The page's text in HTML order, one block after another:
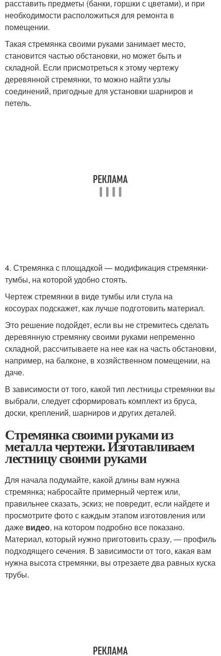
расставить предметы (банки, горшки с цветами), и при
необходимости расположиться для ремонта в
помещении.
Такая стремянка своими руками занимает место,
становится частью обстановки, но может быть и
складной. Если присмотреться к этому чертежу
деревянной стремянки, то можно найти узлы
соединений, пригодные для установки шарниров и
петель.
4. Стремянка с площадкой — модификация стремянки-
тумбы, на которой удобно стоять.
Чертеж стремянки в виде тумбы или стула на
косоурах подскажет, как лучше подготовить материал.
Это решение подойдет, если вы не стремитесь сделать
деревянную стремянку своими руками непременно
складной, рассчитываете на нее как на часть обстановки,
например, на балконе, в хозяйственном помещении, на
даче.
В зависимости от того, какой тип лестницы стремянки вы
выбрали, следует сформировать комплект из бруса,
доски, креплений, шарниров и других деталей.
Стремянка своими руками из
металла чертежи. Изготавливаем
лестницу своими руками
Для начала подумайте, какой длины вам нужна
стремянка; набросайте примерный чертеж или,
правильнее сказать, эскиз; не повредит, если найдете и
просмотрите фото с каждым этапом изготовления или
даже видео, на котором подробно все показано.
Материал, который нужно приготовить сразу, — профиль
подходящего сечения. В зависимости от того, какая вам
нужна высота стремянки, вы отрезаете два равных куска
трубы.